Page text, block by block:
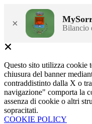
× Bilancio
Questo sito utilizza cookie
chiusura del banner
contraddistinto dalla X o
navigazione" comporta la
assenza di cookie o altri
sopracitati.
COOKIE POLICY